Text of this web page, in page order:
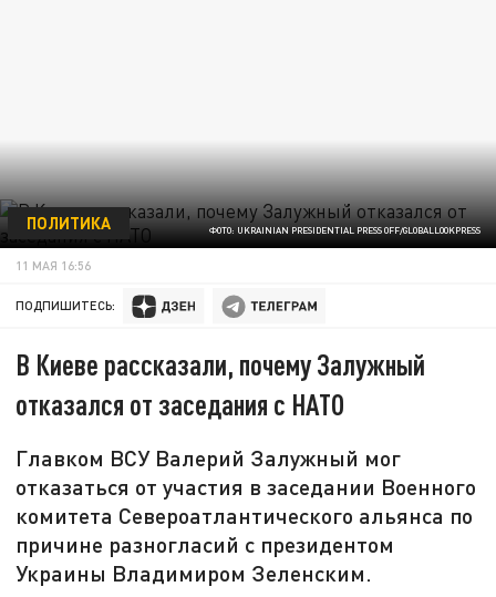
ФОТО: UKRAINIAN PRESIDENTIAL PRESS OFF/GLOBALLOOKPRESS
ПОЛИТИКА
11 МАЯ 16:56
ПОДПИШИТЕСЬ:
В Киеве рассказали, почему Залужный
отказался от заседания с НАТО
Главком ВСУ Валерий Залужный мог
отказаться от участия в заседании Военного
комитета Североатлантического альянса по
причине разногласий с президентом
Украины Владимиром Зеленским.